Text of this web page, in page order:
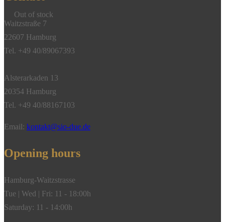
Out of stock
Waitzstraße 7
22607 Hamburg
Tel. +49 40/89067393
Alsterarkaden 13
20354 Hamburg
Tel. +49 40/88167103
Email: kontakt@sio-due.de
Opening hours
Hamburg-Waitzstrasse
Tue | Wed | Fri: 11 - 18:00h
Saturday: 11 - 14:00h